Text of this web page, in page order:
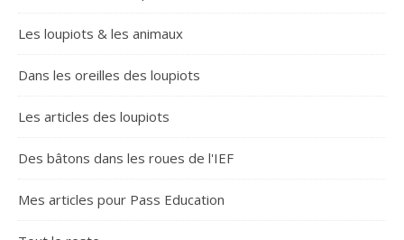
Les loupiots & les animaux
Dans les oreilles des loupiots
Les articles des loupiots
Des bâtons dans les roues de l'IEF
Mes articles pour Pass Education